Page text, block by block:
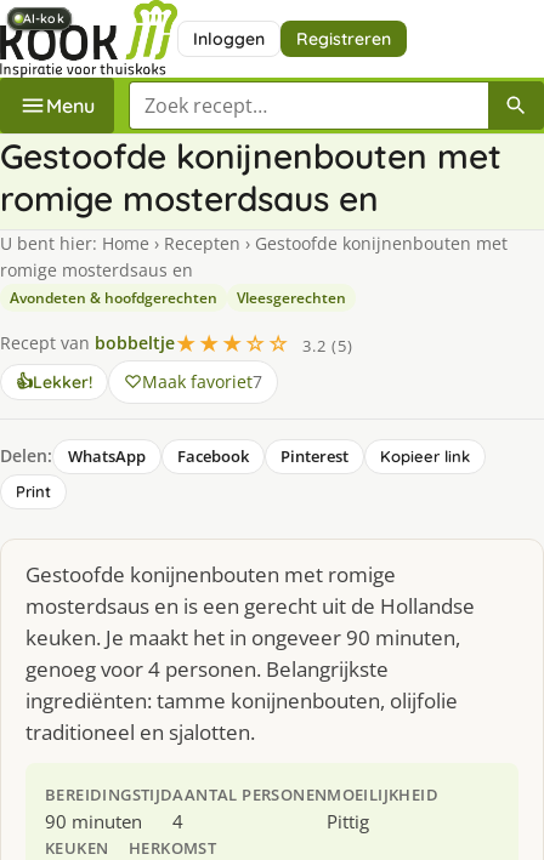
Inloggen Registreren
Menu Zoek een recept
Gestoofde konijnenbouten met
romige mosterdsaus en
U bent hier: Home › Recepten › Gestoofde konijnenbouten met
romige mosterdsaus en
Avondeten & hoofdgerechten Vleesgerechten
Recept van bobbeltje★★★☆☆
3.2 (5)
👍Lekker! Maak favoriet7
Delen: WhatsApp Facebook Pinterest
Kopieer link
Print
Gestoofde konijnenbouten met romige
mosterdsaus en is een gerecht uit de Hollandse
keuken. Je maakt het in ongeveer 90 minuten,
genoeg voor 4 personen. Belangrijkste
ingrediënten: tamme konijnenbouten, olijfolie
traditioneel en sjalotten.
BEREIDINGSTIJD
90 minuten
AANTAL PERSONEN
4
MOEILIJKHEID
Pittig
KEUKEN HERKOMST
AI-kok
AI-kok
AI-kok
AI-kok
AI-kok